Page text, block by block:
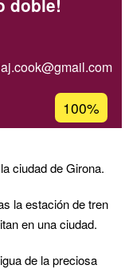
doble!
Porcentaje
de
de
100%
ciudad de Girona.
la estación de tren
en una ciudad.
de la preciosa